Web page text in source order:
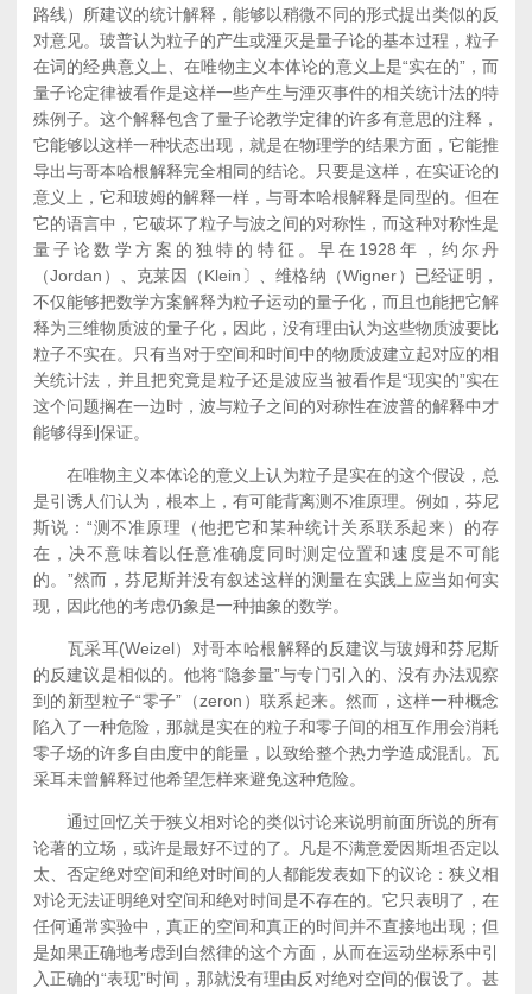
路线）所建议的统计解释，能够以稍微不同的形式提出类似的反
对意见。玻普认为粒子的产生或湮灭是量子论的基本过程，粒子
在词的经典意义上、在唯物主义本体论的意义上是“实在的”，而
量子论定律被看作是这样一些产生与湮灭事件的相关统计法的特
殊例子。这个解释包含了量子论教学定律的许多有意思的注释，
它能够以这样一种状态出现，就是在物理学的结果方面，它能推
导出与哥本哈根解释完全相同的结论。只要是这样，在实证论的
意义上，它和玻姆的解释一样，与哥本哈根解释是同型的。但在
它的语言中，它破坏了粒子与波之间的对称性，而这种对称性是
量子论数学方案的独特的特征。早在1928年，约尔丹
（Jordan）、克莱因（Klein〕、维格纳（Wigner）已经证明，
不仅能够把数学方案解释为粒子运动的量子化，而且也能把它解
释为三维物质波的量子化，因此，没有理由认为这些物质波要比
粒子不实在。只有当对于空间和时间中的物质波建立起对应的相
关统计法，并且把究竟是粒子还是波应当被看作是“现实的”实在
这个问题搁在一边时，波与粒子之间的对称性在波普的解释中才
能够得到保证。
在唯物主义本体论的意义上认为粒子是实在的这个假设，总
是引诱人们认为，根本上，有可能背离测不准原理。例如，芬尼
斯说：“测不准原理（他把它和某种统计关系联系起来）的存
在，决不意味着以任意准确度同时测定位置和速度是不可能
的。”然而，芬尼斯并没有叙述这样的测量在实践上应当如何实
现，因此他的考虑仍象是一种抽象的数学。
瓦采耳(Weizel）对哥本哈根解释的反建议与玻姆和芬尼斯
的反建议是相似的。他将“隐参量”与专门引入的、没有办法观察
到的新型粒子“零子”（zeron）联系起来。然而，这样一种概念
陷入了一种危险，那就是实在的粒子和零子间的相互作用会消耗
零子场的许多自由度中的能量，以致给整个热力学造成混乱。瓦
采耳未曾解释过他希望怎样来避免这种危险。
通过回忆关于狭义相对论的类似讨论来说明前面所说的所有
论著的立场，或许是最好不过的了。凡是不满意爱因斯坦否定以
太、否定绝对空间和绝对时间的人都能发表如下的议论：狭义相
对论无法证明绝对空间和绝对时间是不存在的。它只表明了，在
任何通常实验中，真正的空间和真正的时间并不直接地出现；但
是如果正确地考虑到自然律的这个方面，从而在运动坐标系中引
入正确的“表现”时间，那就没有理由反对绝对空间的假设了。甚